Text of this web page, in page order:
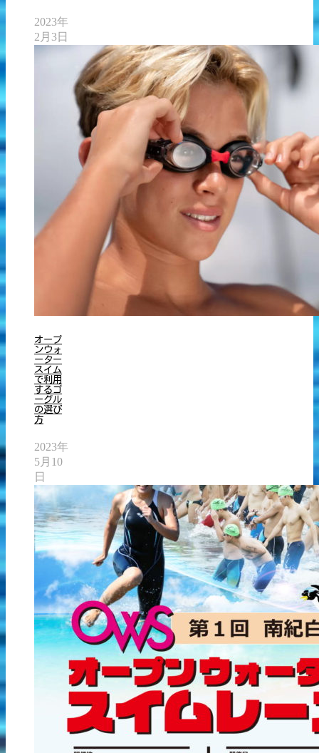
2023年
2月3日
オープ
ンウォ
ーター
スイム
で利用
するゴ
ーグル
の選び
方
2023年
5月10
日